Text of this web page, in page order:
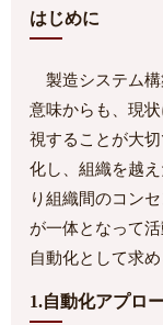
はじめに
製造システム構
意味からも、現
視することが大
化し、組織を越
り組織間のコン
が一体となって
自動化として求め
1.自動化アプロ